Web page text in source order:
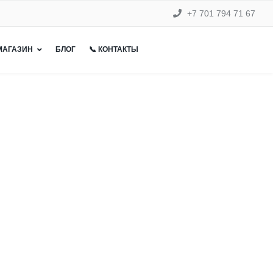
+7 701 794 71 67
БЛОГ 📞 КОНТАКТЫ